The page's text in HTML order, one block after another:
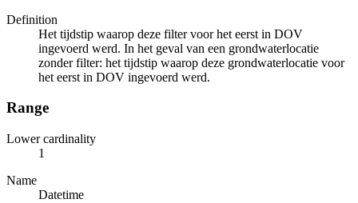
Definition
Het tijdstip waarop deze filter voor het eerst in DOV
ingevoerd werd. In het geval van een grondwaterlocatie
zonder filter: het tijdstip waarop deze grondwaterlocatie voor
het eerst in DOV ingevoerd werd.
Range
Lower cardinality
1
Name
Datetime